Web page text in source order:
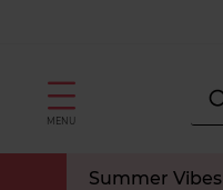
MENU
Summer Vibes